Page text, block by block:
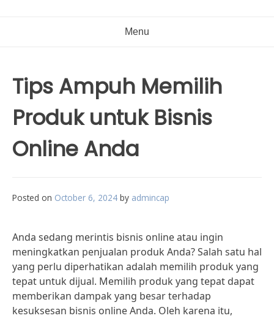
Menu
Tips Ampuh Memilih
Produk untuk Bisnis
Online Anda
Posted on October 6, 2024 by admincap
Anda sedang merintis bisnis online atau ingin
meningkatkan penjualan produk Anda? Salah satu hal
yang perlu diperhatikan adalah memilih produk yang
tepat untuk dijual. Memilih produk yang tepat dapat
memberikan dampak yang besar terhadap
kesuksesan bisnis online Anda. Oleh karena itu,